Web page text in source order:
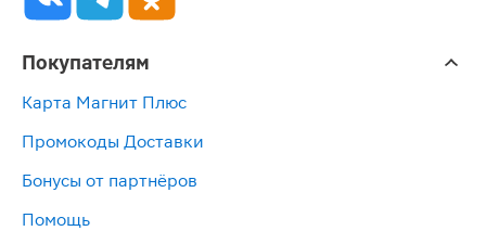
Покупателям
Карта Магнит Плюс
Промокоды Доставки
Бонусы от партнёров
Помощь